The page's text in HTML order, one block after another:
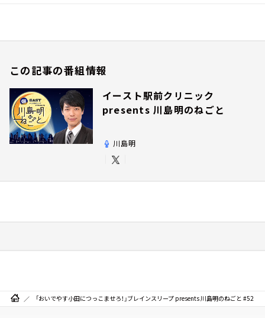
この記事の番組情報
イースト駅前クリニック
presents 川島明のねごと
川島明
「おいでやす小田につっこませろ！」ブレインスリープ presents 川島明のねごと #52